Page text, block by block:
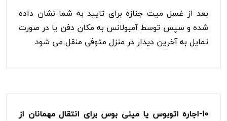
بعد از غسل میت جنازه برای تایید به شما نشان داده
شده و سپس توسط آمبولانس به مکان دفن یا در صورت
تمایل به آخرین دیدار در منزل متوفی منقل می شود.
10- اجاره اتوبوس یا مینی بوس برای انتقال مهمانان از